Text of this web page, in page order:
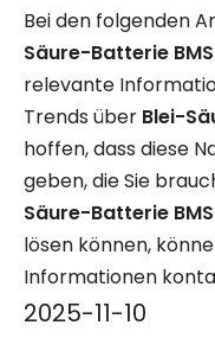
Bei den folgenden
Säure-Batterie BMS
relevante
Trends über Blei-
hoffen, dass diese
geben, die Sie
Säure-Batterie BMS
lösen können,
Informationen
2025-11-10